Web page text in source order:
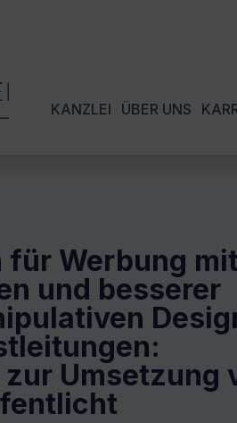
KANZLEI ÜBER UNS
für Werbung
und besserer
Umsetzung